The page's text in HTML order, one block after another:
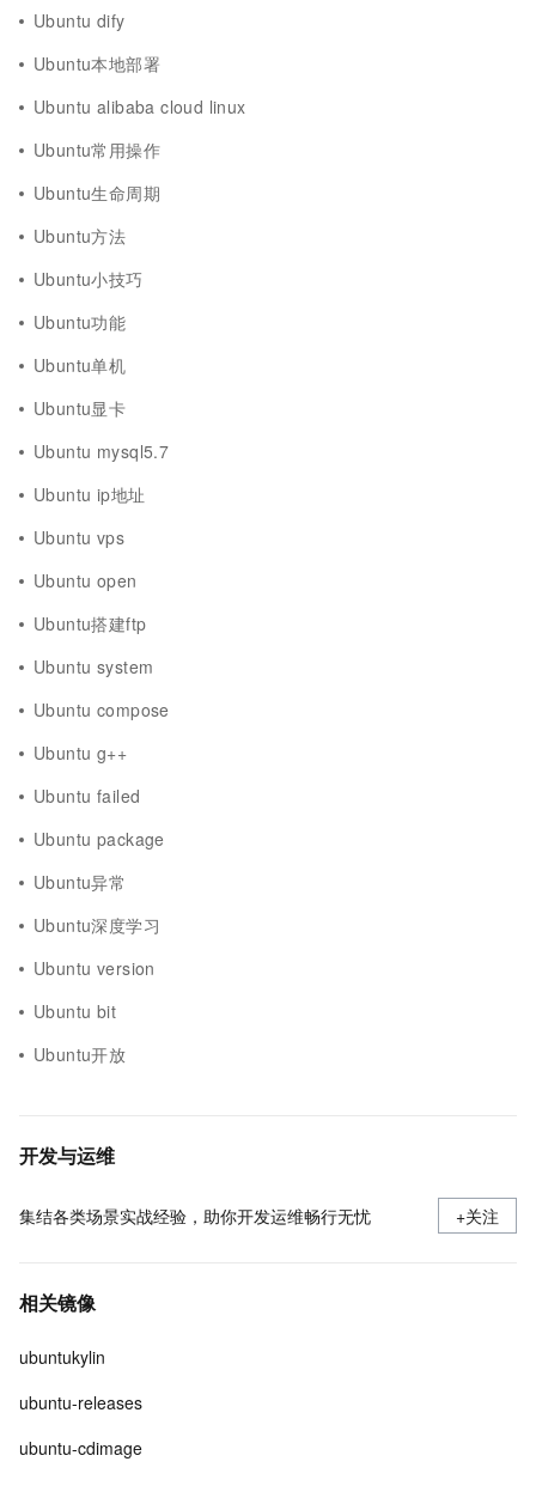
Ubuntu dify
Ubuntu本地部署
Ubuntu alibaba cloud linux
Ubuntu常用操作
Ubuntu生命周期
Ubuntu方法
Ubuntu小技巧
Ubuntu功能
Ubuntu单机
Ubuntu显卡
Ubuntu mysql5.7
Ubuntu ip地址
Ubuntu vps
Ubuntu open
Ubuntu搭建ftp
Ubuntu system
Ubuntu compose
Ubuntu g++
Ubuntu failed
Ubuntu package
Ubuntu异常
Ubuntu深度学习
Ubuntu version
Ubuntu bit
Ubuntu开放
开发与运维
集结各类场景实战经验，助你开发运维畅行无忧 +关注
相关镜像
ubuntukylin
ubuntu-releases
ubuntu-cdimage